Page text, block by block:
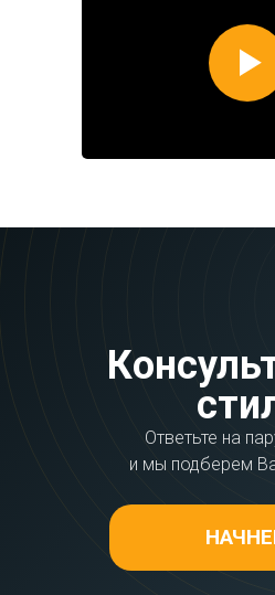
Ответьте на
и мы подберем